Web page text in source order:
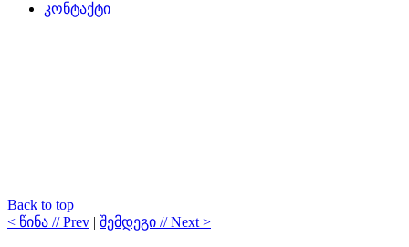
კონტაქტი
Back to top
< წინა // Prev | შემდეგი // Next >